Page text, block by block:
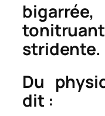
stridente.
Du
dit :